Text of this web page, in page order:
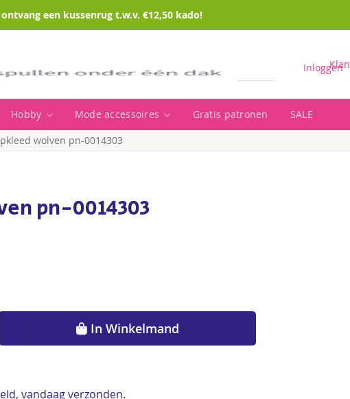
een kussenrug t.w.v. €12,50 kado!
Zoeken
Inloggen
Hobby Mode accessoires Gratis patronen
SALE
wolven pn-0014303
pn-0014303
In Winkelmand
vandaag verzonden.